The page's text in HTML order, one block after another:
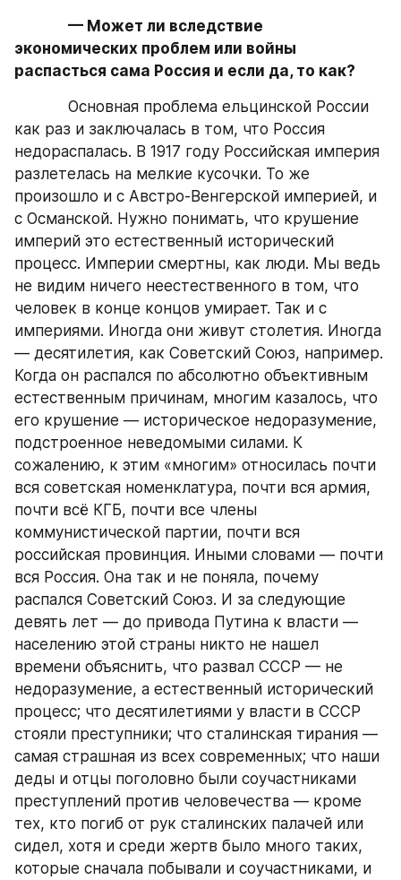
— Может ли вследствие
экономических проблем или войны
распасться сама Россия и если да, то как?
Основная проблема ельцинской России
как раз и заключалась в том, что Россия
недораспалась. В 1917 году Российская империя
разлетелась на мелкие кусочки. То же
произошло и с Австро-Венгерской империей, и
с Османской. Нужно понимать, что крушение
империй это естественный исторический
процесс. Империи смертны, как люди. Мы ведь
не видим ничего неестественного в том, что
человек в конце концов умирает. Так и с
империями. Иногда они живут столетия. Иногда
— десятилетия, как Советский Союз, например.
Когда он распался по абсолютно объективным
естественным причинам, многим казалось, что
его крушение — историческое недоразумение,
подстроенное неведомыми силами. К
сожалению, к этим «многим» относилась почти
вся советская номенклатура, почти вся армия,
почти всё КГБ, почти все члены
коммунистической партии, почти вся
российская провинция. Иными словами — почти
вся Россия. Она так и не поняла, почему
распался Советский Союз. И за следующие
девять лет — до привода Путина к власти —
населению этой страны никто не нашел
времени объяснить, что развал СССР — не
недоразумение, а естественный исторический
процесс; что десятилетиями у власти в СССР
стояли преступники; что сталинская тирания —
самая страшная из всех современных; что наши
деды и отцы поголовно были соучастниками
преступлений против человечества — кроме
тех, кто погиб от рук сталинских палачей или
сидел, хотя и среди жертв было много таких,
которые сначала побывали и соучастниками, и